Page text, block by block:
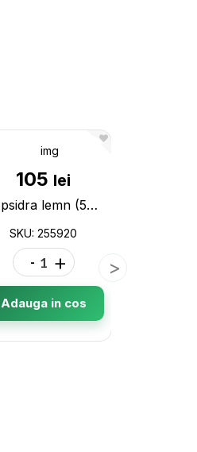
105 lei
Clepsidra lemn (5min) bej 255920
SKU: 255920
- +
Adauga in cos